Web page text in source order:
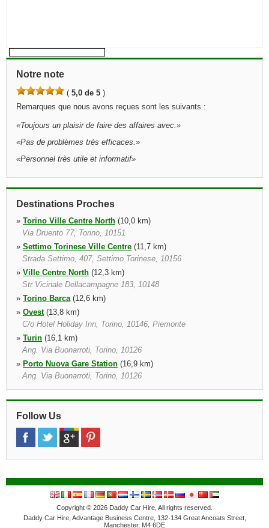
Notre note
( 5,0 de 5 )
Remarques que nous avons reçues sont les suivants :
«Toujours un plaisir de faire des affaires avec.»
«Pas de problèmes très efficaces.»
«Personnel très utile et informatif»
Destinations Proches
» Torino Ville Centre North (10,0 km)
Via Druento 77, Torino, 10151
» Settimo Torinese Ville Centre (11,7 km)
Strada Settimo, 407, Settimo Torinese, 10156
» Ville Centre North (12,3 km)
Str Vicinale Dellacampagne 183, 10148
» Torino Barca(12,6 km)
» Ovest(13,8 km)
C/o Hotel Holiday Inn, Torino, 10146, Piemonte
» Turin (16,1 km)
Ang. Via Buonarroti, Torino, 10126
» Porto Nuova Gare Station (16,9 km)
Ang. Via Buonarroti, Torino, 10126
»Rivoli(17,6 km)
Strada Orbassano, 16 18, Beinasco, 10092
Follow Us
Copyright © 2026 Daddy Car Hire, All rights reserved.
Daddy Car Hire, Advantage Business Centre, 132-134 Great Ancoats Street,
Manchester, M4 6DE